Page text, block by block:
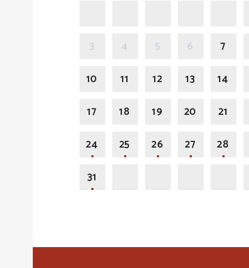
3
4 5 6 7
10
11 12 13 14
17
18 19 20 21
24
25 26 27 28
31